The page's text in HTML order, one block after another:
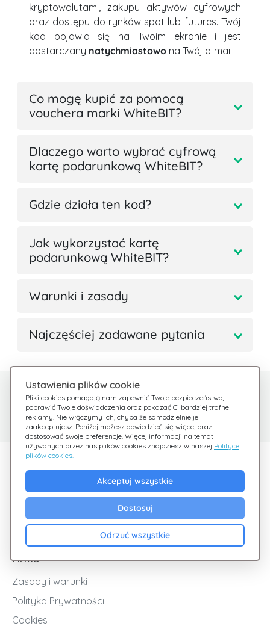
kryptowalutami, zakupu aktywów cyfrowych
oraz dostępu do rynków spot lub futures. Twój
kod pojawia się na Twoim ekranie i jest
dostarczany natychmiastowo na Twój e-mail.
Co mogę kupić za pomocą
vouchera marki WhiteBIT?
Dlaczego warto wybrać cyfrową
kartę podarunkową WhiteBIT?
Gdzie działa ten kod?
Jak wykorzystać kartę
podarunkową WhiteBIT?
Warunki i zasady
Najczęściej zadawane pytania
Ustawienia plików cookie
Pliki cookies pomagają nam zapewnić Twoje bezpieczeństwo,
poprawić Twoje doświadczenia oraz pokazać Ci bardziej trafne
reklamy. Nie włączymy ich, chyba że samodzielnie je
zaakceptujesz. Poniżej możesz dowiedzieć się więcej oraz
dostosować swoje preferencje. Więcej informacji na temat
używanych przez nas plików cookies znajdziesz w naszej Polityce
plików cookies.
Akceptuj wszystkie
Dostosuj
Odrzuć wszystkie
Potrzebujesz pomocy?
Jesteśmy tu dla Ciebie
Centrum pomocy
Sprawdź nasze FAQ
Odkryj Giftsy
Cashback
Blog
Firma
Zasady i warunki
Polityka Prywatności
Cookies